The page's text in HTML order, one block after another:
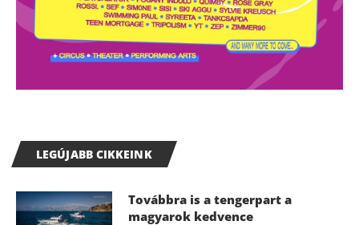
LEGÚJABB CIKKEINK
Továbbra is a tengerpart a
magyarok kedvence